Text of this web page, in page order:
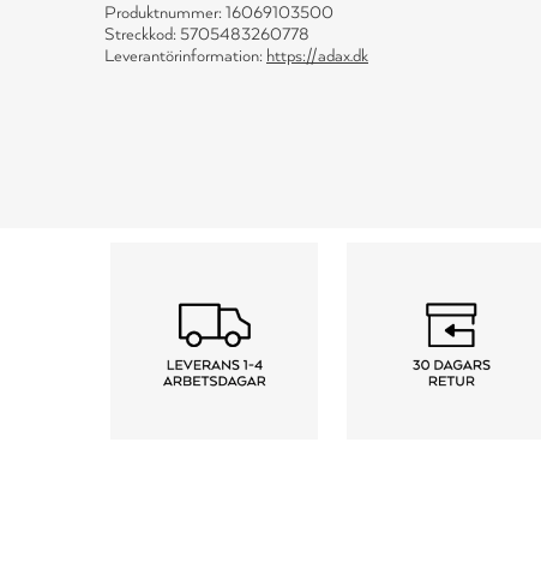
Produktnummer: 16069103500
Streckkod: 5705483260778
Leverantörinformation: https://adax.dk